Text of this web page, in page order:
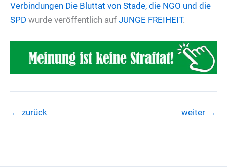
Verbindungen Die Bluttat von Stade, die NGO und die
SPD wurde veröffentlich auf JUNGE FREIHEIT.
← zurück weiter →